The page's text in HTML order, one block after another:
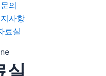
문의
사항
료실
실